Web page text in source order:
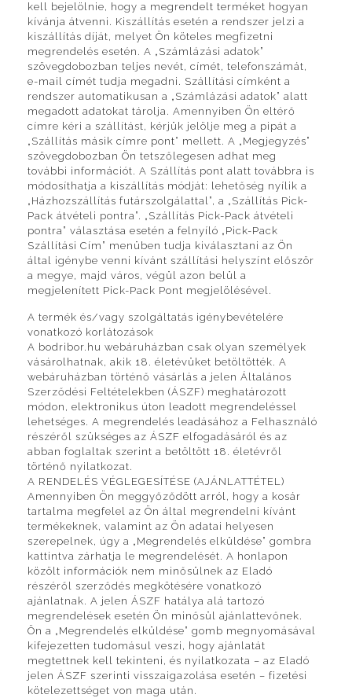
kell bejelölnie, hogy a megrendelt terméket hogyan
kívánja átvenni. Kiszállítás esetén a rendszer jelzi a
kiszállítás díját, melyet Ön köteles megfizetni
megrendelés esetén. A „Számlázási adatok”
szövegdobozban teljes nevét, címét, telefonszámát,
e-mail címét tudja megadni. Szállítási címként a
rendszer automatikusan a „Számlázási adatok” alatt
megadott adatokat tárolja. Amennyiben Ön eltérő
címre kéri a szállítást, kérjük jelölje meg a pipát a
„Szállítás másik címre pont“ mellett. A „Megjegyzés”
szövegdobozban Ön tetszőlegesen adhat meg
további információt. A Szállítás pont alatt továbbra is
módosíthatja a kiszállítás módját: lehetőség nyílik a
„Házhozszállítás futárszolgálattal”, a „Szállítás Pick-
Pack átvételi pontra”. „Szállítás Pick-Pack átvételi
pontra” választása esetén a felnyíló „Pick-Pack
Szállítási Cím” menüben tudja kiválasztani az Ön
által igénybe venni kívánt szállítási helyszínt először
a megye, majd város, végül azon belül a
megjelenített Pick-Pack Pont megjelölésével.
A termék és/vagy szolgáltatás igénybevételére
vonatkozó korlátozások
A bodribor.hu webáruházban csak olyan személyek
vásárolhatnak, akik 18. életévüket betöltötték. A
webáruházban történő vásárlás a jelen Általános
Szerződési Feltételekben (ÁSZF) meghatározott
módon, elektronikus úton leadott megrendeléssel
lehetséges. A megrendelés leadásához a Felhasználó
részéről szükséges az ÁSZF elfogadásáról és az
abban foglaltak szerint a betöltött 18. életévről
történő nyilatkozat.
A RENDELÉS VÉGLEGESÍTÉSE (AJÁNLATTÉTEL)
Amennyiben Ön meggyőződött arról, hogy a kosár
tartalma megfelel az Ön által megrendelni kívánt
termékeknek, valamint az Ön adatai helyesen
szerepelnek, úgy a „Megrendelés elküldése” gombra
kattintva zárhatja le megrendelését. A honlapon
közölt információk nem minősülnek az Eladó
részéről szerződés megkötésére vonatkozó
ajánlatnak. A jelen ÁSZF hatálya alá tartozó
megrendelések esetén Ön minősül ajánlattevőnek.
Ön a „Megrendelés elküldése” gomb megnyomásával
kifejezetten tudomásul veszi, hogy ajánlatát
megtettnek kell tekinteni, és nyilatkozata – az Eladó
jelen ÁSZF szerinti visszaigazolása esetén – fizetési
kötelezettséget von maga után.